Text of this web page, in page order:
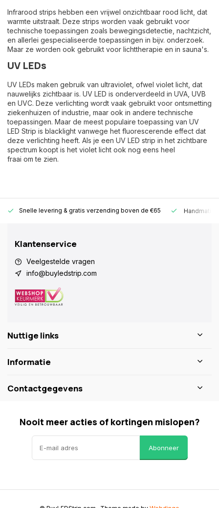
Infrarood strips hebben een vrijwel onzichtbaar rood licht, dat
warmte uitstraalt. Deze strips worden vaak gebruikt voor
technische toepassingen zoals bewegingsdetectie, nachtzicht,
en allerlei gespecialiseerde toepassingen in bijv. onderzoek.
Maar ze worden ook gebruikt voor lichttherapie en in sauna's.
UV LEDs
UV LEDs maken gebruik van ultraviolet, ofwel violet licht, dat
nauwelijks zichtbaar is. UV LED is onderverdeeld in UVA, UVB
en UVC. Deze verlichting wordt vaak gebruikt voor ontsmetting
ziekenhuizen of industrie, maar ook in andere technische
toepassingen. Maar de meest populaire toepassing van UV
LED Strip is blacklight vanwege het fluorescerende effect dat
deze verlichting heeft. Als je een UV LED strip in het zichtbare
spectrum koopt is het violet licht ook nog eens heel
fraai om te zien.
Snelle levering & gratis verzending boven de €65
Klantenservice
Veelgestelde vragen
info@buyledstrip.com
Nuttige links
Informatie
Contactgegevens
Nooit meer acties of kortingen mislopen?
Abonneer